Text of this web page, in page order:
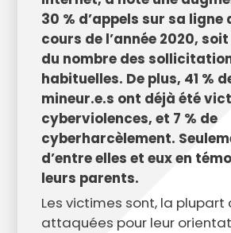
30 % d’appels sur sa ligne
cours de l’année 2020,
du nombre des
habituelles. De plus, 41 %
mineur.e.s ont déjà été
cyberviolences, et 7 % de
cyberharcèlement.
d’entre elles et eux en
leurs parents.
Les victimes sont, la plupart
attaquées pour leur